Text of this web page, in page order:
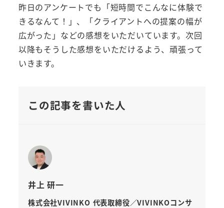
昨日のアンケートでも「短時間でこんなに体験で
きるなんて！」、「クライアントへの提案の幅が
広がった」などの感想をいただいています。次回
以降もそうした感想をいただけるよう、頑張って
いきます。
この記事を書いた人
井上 研一
株式会社VIVINKO 代表取締役／VIVINKOコンサ